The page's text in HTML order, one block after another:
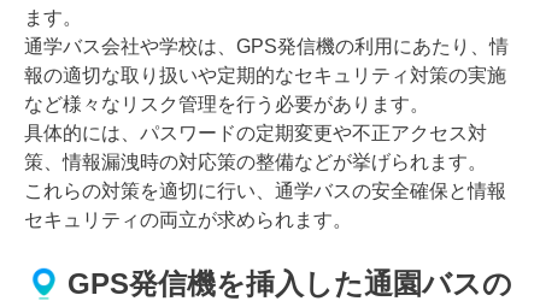
ます。
通学バス会社や学校は、GPS発信機の利用にあたり、情
報の適切な取り扱いや定期的なセキュリティ対策の実施
など様々なリスク管理を行う必要があります。
具体的には、パスワードの定期変更や不正アクセス対
策、情報漏洩時の対応策の整備などが挙げられます。
これらの対策を適切に行い、通学バスの安全確保と情報
セキュリティの両立が求められます。
GPS発信機を挿入した通園バスの